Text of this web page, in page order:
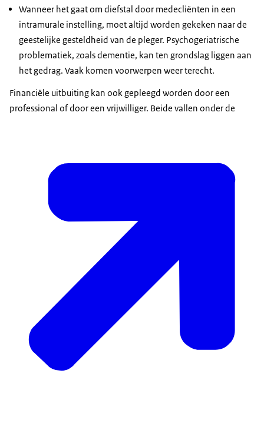
Wanneer het gaat om diefstal door medecliënten in een
intramurale instelling, moet altijd worden gekeken naar de
geestelijke gesteldheid van de pleger. Psychogeriatrische
problematiek, zoals dementie, kan ten grondslag liggen aan
het gedrag. Vaak komen voorwerpen weer terecht.
Financiële uitbuiting kan ook gepleegd worden door een
professional of door een vrijwilliger. Beide vallen onder de